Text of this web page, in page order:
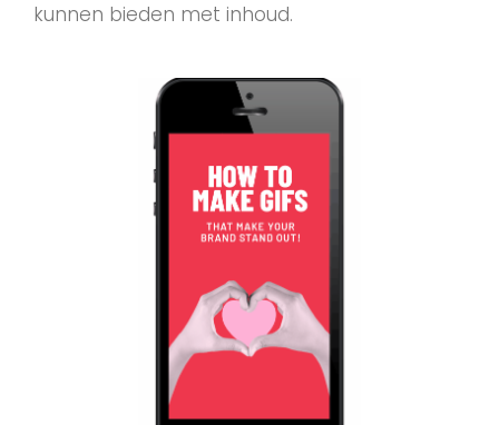
kunnen bieden met inhoud.